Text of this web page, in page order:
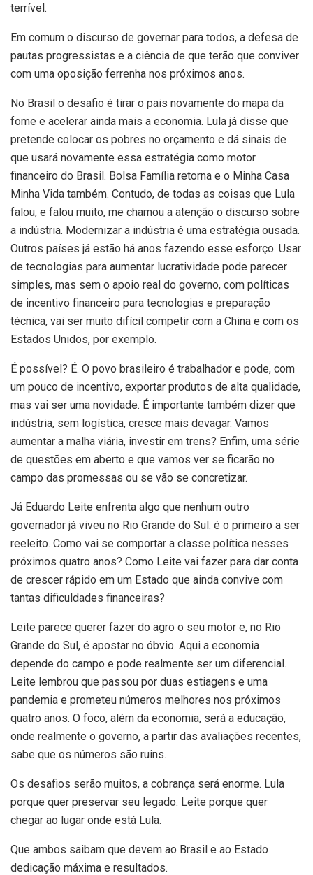
terrível.
Em comum o discurso de governar para todos, a defesa de
pautas progressistas e a ciência de que terão que conviver
com uma oposição ferrenha nos próximos anos.
No Brasil o desafio é tirar o pais novamente do mapa da
fome e acelerar ainda mais a economia. Lula já disse que
pretende colocar os pobres no orçamento e dá sinais de
que usará novamente essa estratégia como motor
financeiro do Brasil. Bolsa Família retorna e o Minha Casa
Minha Vida também. Contudo, de todas as coisas que Lula
falou, e falou muito, me chamou a atenção o discurso sobre
a indústria. Modernizar a indústria é uma estratégia ousada.
Outros países já estão há anos fazendo esse esforço. Usar
de tecnologias para aumentar lucratividade pode parecer
simples, mas sem o apoio real do governo, com políticas
de incentivo financeiro para tecnologias e preparação
técnica, vai ser muito difícil competir com a China e com os
Estados Unidos, por exemplo.
É possível? É. O povo brasileiro é trabalhador e pode, com
um pouco de incentivo, exportar produtos de alta qualidade,
mas vai ser uma novidade. É importante também dizer que
indústria, sem logística, cresce mais devagar. Vamos
aumentar a malha viária, investir em trens? Enfim, uma série
de questões em aberto e que vamos ver se ficarão no
campo das promessas ou se vão se concretizar.
Já Eduardo Leite enfrenta algo que nenhum outro
governador já viveu no Rio Grande do Sul: é o primeiro a ser
reeleito. Como vai se comportar a classe política nesses
próximos quatro anos? Como Leite vai fazer para dar conta
de crescer rápido em um Estado que ainda convive com
tantas dificuldades financeiras?
Leite parece querer fazer do agro o seu motor e, no Rio
Grande do Sul, é apostar no óbvio. Aqui a economia
depende do campo e pode realmente ser um diferencial.
Leite lembrou que passou por duas estiagens e uma
pandemia e prometeu números melhores nos próximos
quatro anos. O foco, além da economia, será a educação,
onde realmente o governo, a partir das avaliações recentes,
sabe que os números são ruins.
Os desafios serão muitos, a cobrança será enorme. Lula
porque quer preservar seu legado. Leite porque quer
chegar ao lugar onde está Lula.
Que ambos saibam que devem ao Brasil e ao Estado
dedicação máxima e resultados.